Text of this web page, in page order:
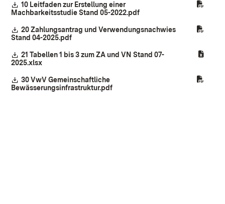
Download:
10 Leitfaden zur Erstellung einer
Machbarkeitsstudie Stand 05-2022.pdf
Download:
20 Zahlungsantrag und Verwendungsnachwies
Stand 04-2025.pdf
Download:
21 Tabellen 1 bis 3 zum ZA und VN Stand 07-
2025.xlsx
Download:
30 VwV Gemeinschaftliche
Bewässerungsinfrastruktur.pdf